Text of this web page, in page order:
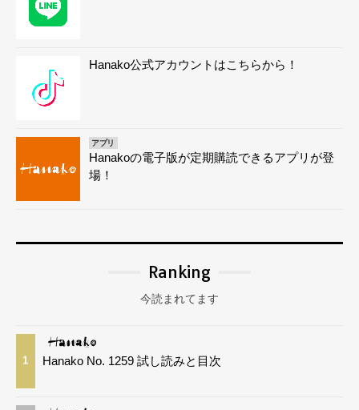
Hanako公式アカウントはこちらから！
アプリ
Hanakoの電子版が定期購読できるアプリが登
場！
Ranking
今読まれてます
1 Hanako No. 1259 試し読みと目次